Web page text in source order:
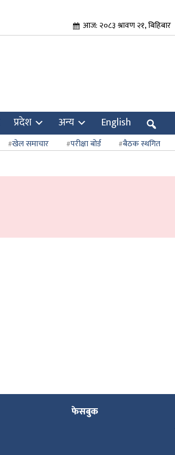
आज: २०८३ श्रावण २१, बिहिबार
प्रदेश अन्य English
खेल समाचार परीक्षा बोर्ड बैठक स्थगित
फेसबुक